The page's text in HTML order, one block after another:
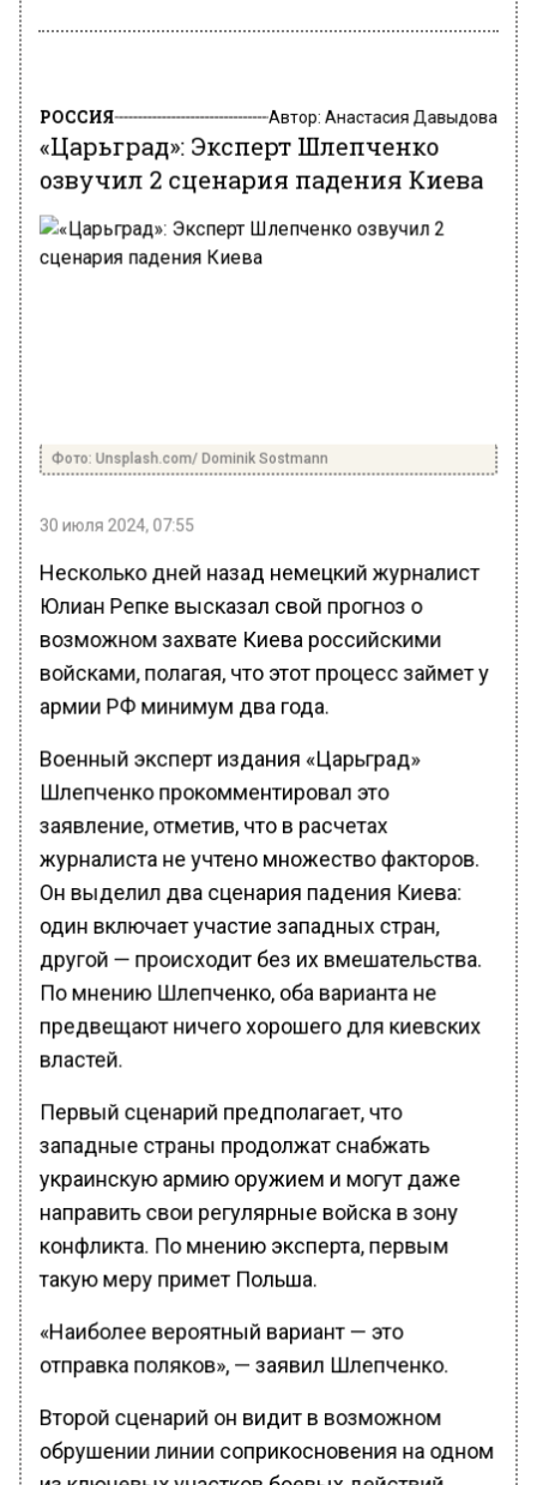
РОССИЯ Автор: Анастасия Давыдова
«Царьград»: Эксперт Шлепченко
озвучил 2 сценария падения Киева
Фото: Unsplash.com/ Dominik Sostmann
30 июля 2024, 07:55
Несколько дней назад немецкий журналист
Юлиан Репке высказал свой прогноз о
возможном захвате Киева российскими
войсками, полагая, что этот процесс займет у
армии РФ минимум два года.
Военный эксперт издания «Царьград»
Шлепченко прокомментировал это
заявление, отметив, что в расчетах
журналиста не учтено множество факторов.
Он выделил два сценария падения Киева:
один включает участие западных стран,
другой — происходит без их вмешательства.
По мнению Шлепченко, оба варианта не
предвещают ничего хорошего для киевских
властей.
Первый сценарий предполагает, что
западные страны продолжат снабжать
украинскую армию оружием и могут даже
направить свои регулярные войска в зону
конфликта. По мнению эксперта, первым
такую меру примет Польша.
«Наиболее вероятный вариант — это
отправка поляков», — заявил Шлепченко.
Второй сценарий он видит в возможном
обрушении линии соприкосновения на одном